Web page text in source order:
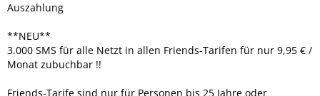
Auszahlung
**NEU**
3.000 SMS für alle Netzt in allen Friends-Tarifen für nur 9,95 € /
Monat zubuchbar !!
Friends-Tarife sind nur für Personen bis 25 Jahre oder